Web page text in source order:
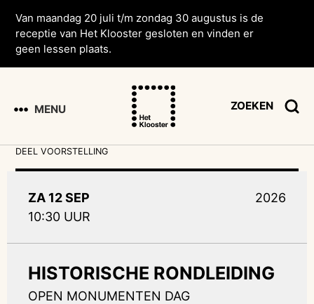
Van maandag 20 juli t/m zondag 30 augustus is de
receptie van Het Klooster gesloten en vinden er
geen lessen plaats.
MENU ZOEKEN
DEEL VOORSTELLING
ZA 12 SEP
10:30 UUR
2026
HISTORISCHE RONDLEIDING
OPEN MONUMENTEN DAG